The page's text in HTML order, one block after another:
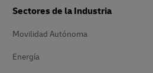
Sectores de la Industria
Movilidad Autónoma
Energía